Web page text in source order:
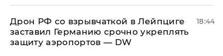
​Дрон РФ со взрывчаткой в Лейпциге
заставил Германию срочно укреплять
защиту аэропортов — DW
18:44